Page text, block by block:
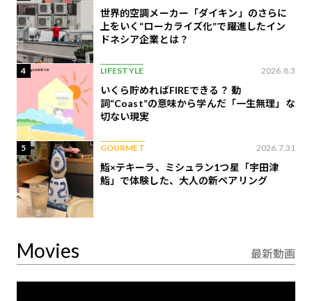
世界的空調メーカー「ダイキン」のさらに
上をいく“ローカライズ化”で躍進したイン
ドネシア企業とは？
4 LIFESTYLE 2026.8.3
いくら貯めればFIREできる？ 動
詞“Coast”の意味から学んだ「一生無理」な
切ない現実
5 GOURMET 2026.7.31
鮨×テキーラ、ミシュラン1つ星「宇田津
鮨」で体験した、大人の新ペアリング
Movies 最新動画